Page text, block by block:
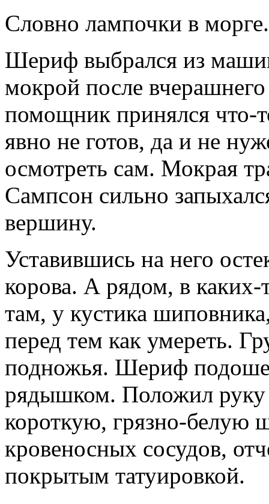
Словно лампочки в морге.
Шериф выбрался из
мокрой после
помощник принялся что-
явно не готов, да и не
осмотреть сам. Мокрая
Сампсон сильно
вершину.
Уставившись на него
корова. А рядом, в
там, у кустика
перед тем как умереть.
подножья. Шериф
рядышком. Положил
короткую, грязно-белую
кровеносных сосудов,
покрытым татуировкой.